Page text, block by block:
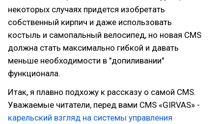
некоторых случаях придется изобретать
собственный кирпич и даже использовать
костыль и самопальный велосипед, но новая CMS
должна стать максимально гибкой и давать
меньше необходимости в "допиливании"
функционала.
Итак, я плавно подхожу к рассказу о самой CMS.
Уважаемые читатели, перед вами CMS «GIRVAS» -
карельский взгляд на системы управления